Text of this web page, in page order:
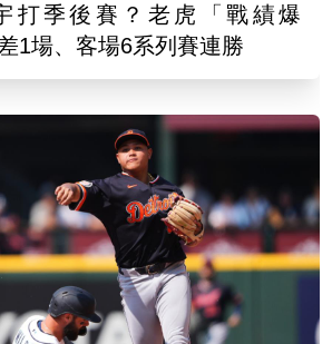
打季後賽？老虎「戰績爆
1場、客場6系列賽連勝